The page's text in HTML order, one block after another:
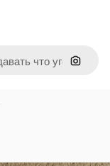
Поиск